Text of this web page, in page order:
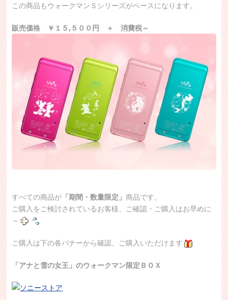
この商品もウォークマンＳシリーズがベースになります。
販売価格 ￥１５,５００円 ＋ 消費税～
すべての商品が 「期間・数量限定」商品です。
ご購入をご検討されているお客様、ご確認・ご購入はお早めに
～
ご購入は下の各バナーから確認、ご購入いただけます
「アナと雪の女王」のウォークマン限定ＢＯＸ